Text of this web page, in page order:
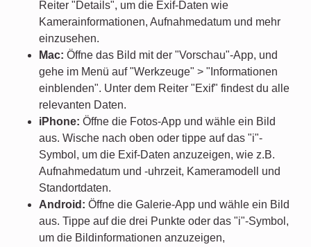
Reiter "Details", um die Exif-Daten wie
Kamerainformationen, Aufnahmedatum und mehr
einzusehen.
Mac: Öffne das Bild mit der "Vorschau"-App, und
gehe im Menü auf "Werkzeuge" > "Informationen
einblenden". Unter dem Reiter "Exif" findest du alle
relevanten Daten.
iPhone: Öffne die Fotos-App und wähle ein Bild
aus. Wische nach oben oder tippe auf das "i"-
Symbol, um die Exif-Daten anzuzeigen, wie z.B.
Aufnahmedatum und -uhrzeit, Kameramodell und
Standortdaten.
Android: Öffne die Galerie-App und wähle ein Bild
aus. Tippe auf die drei Punkte oder das "i"-Symbol,
um die Bildinformationen anzuzeigen,